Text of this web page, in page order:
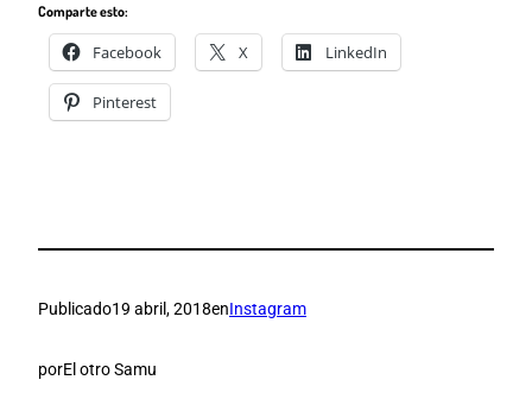
Comparte esto:
Facebook X LinkedIn
Pinterest
Publicado19 abril, 2018enInstagram
porEl otro Samu